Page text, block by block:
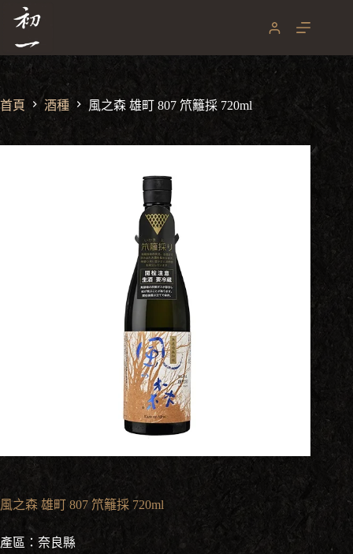
要
容
首頁 酒種 風之森 雄町 807 笊籬採 720ml
風之森 雄町 807 笊籬採 720ml
產區：奈良縣